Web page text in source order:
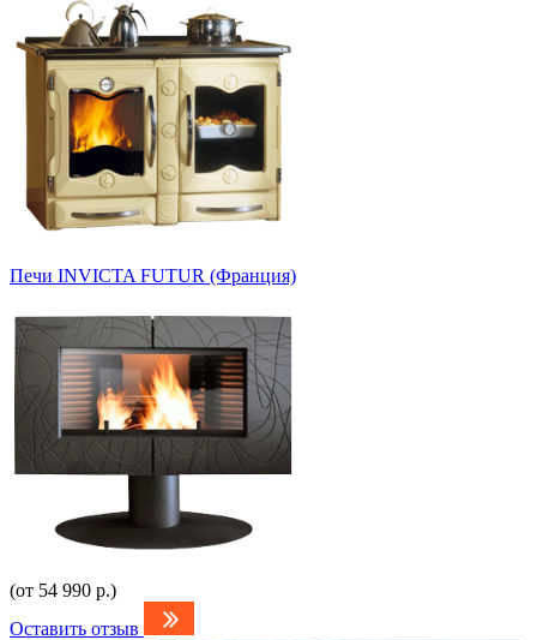
Печи INVICTA FUTUR (Франция)
(от 54 990 р.)
Оставить отзыв